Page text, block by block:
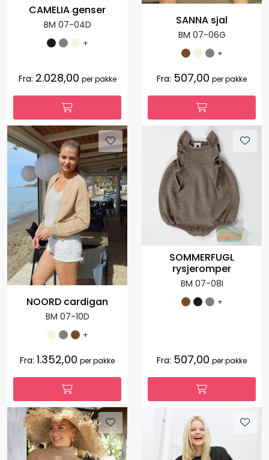
CAMELIA genser
BM 07-04D
+
Fra: 2.028,00 per pakke
SANNA sjal
BM 07-06G
+
Fra: 507,00 per pakke
NOORD cardigan
BM 07-10D
+
Fra: 1.352,00 per pakke
SOMMERFUGL
rysjeromper
BM 07-08I
+
Fra: 507,00 per pakke